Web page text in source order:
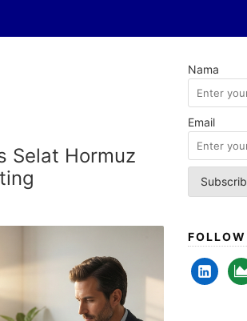
Selat Hormuz
Nama
Email
linkedin-
alt